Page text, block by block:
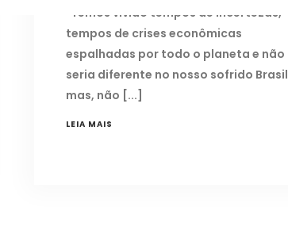
Temos vivido tempos de incertezas,
tempos de crises econômicas
espalhadas por todo o planeta e não
seria diferente no nosso sofrido Brasil
mas, não
LEIA MAIS